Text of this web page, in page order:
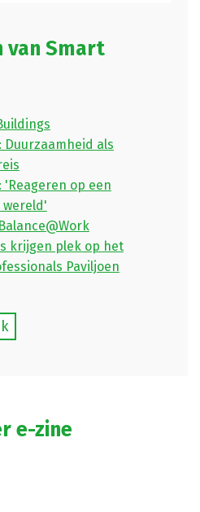
van Smart
Duurzaamheid als
'Reageren op een
krijgen plek op het
Paviljoen
e-zine